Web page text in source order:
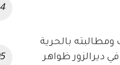
بالحرية
ديرالزور ظواهر